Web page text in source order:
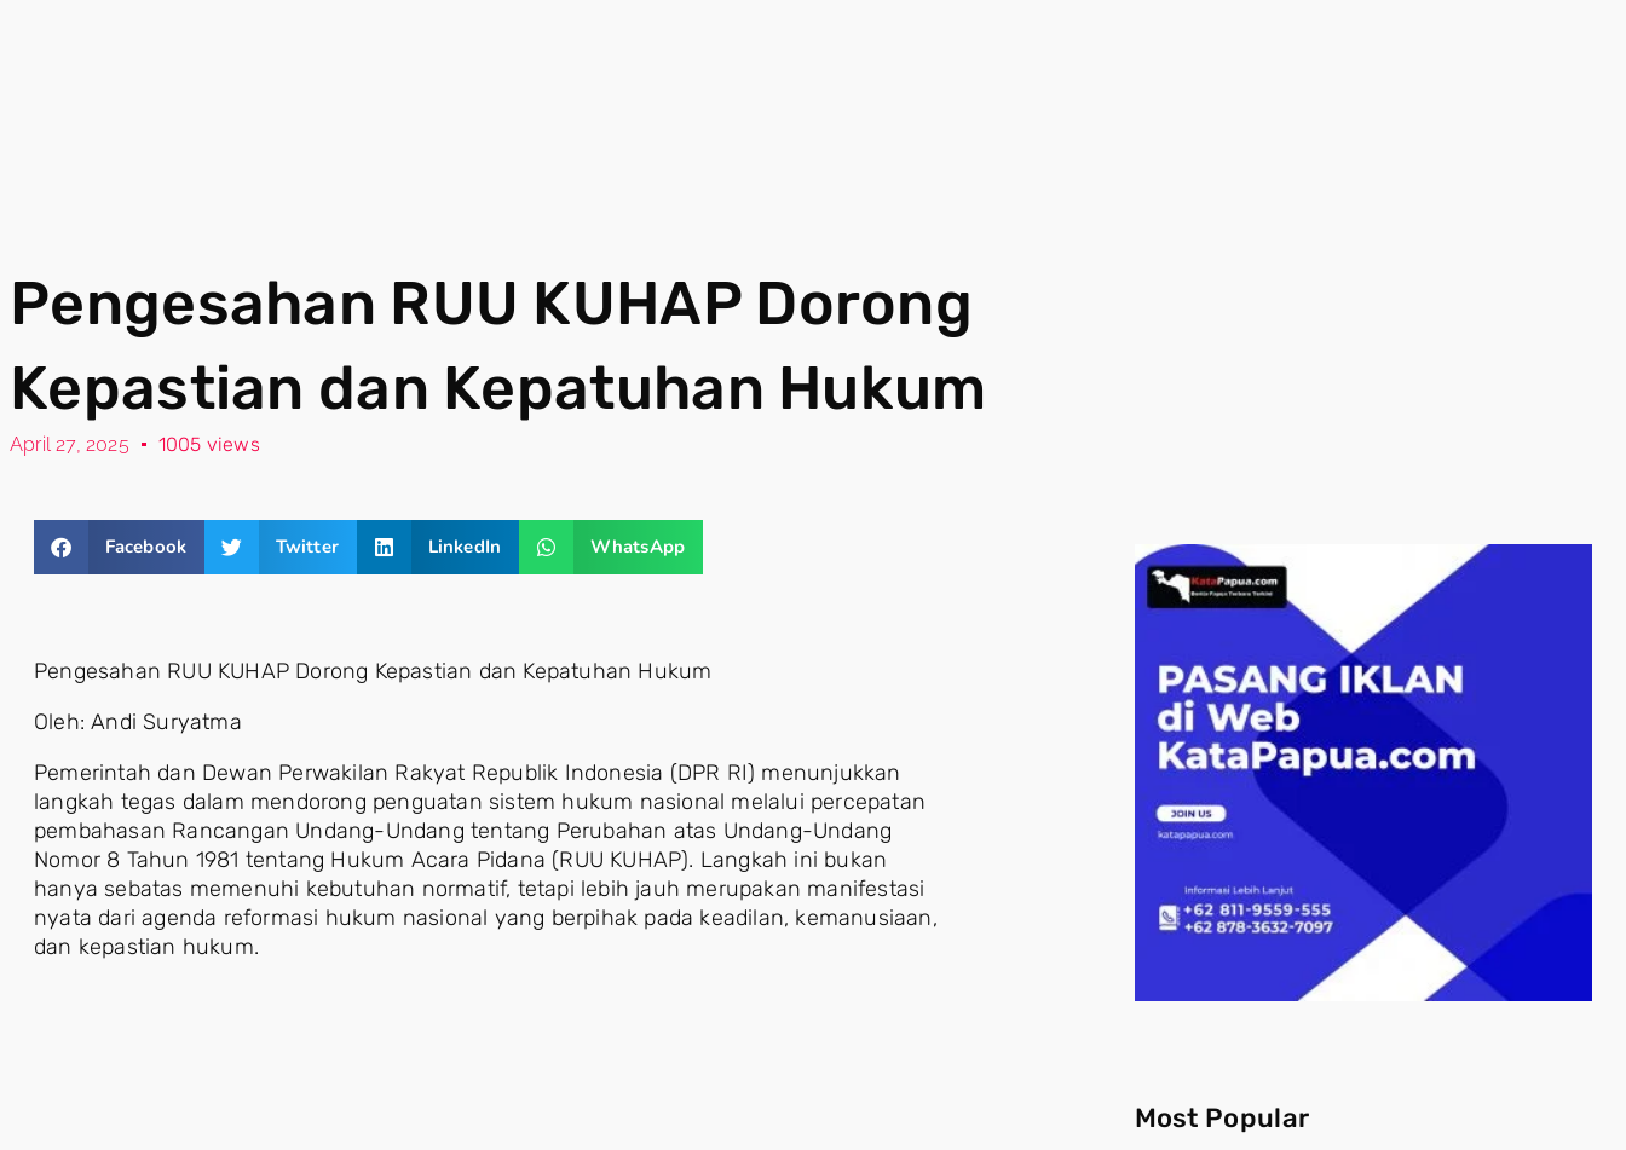
Pengesahan RUU KUHAP Dorong
Kepastian dan Kepatuhan Hukum
April 27, 2025 1005 views
Facebook Twitter LinkedIn WhatsApp
Pengesahan RUU KUHAP Dorong Kepastian dan Kepatuhan Hukum
Oleh: Andi Suryatma
Pemerintah dan Dewan Perwakilan Rakyat Republik Indonesia (DPR RI) menunjukkan
langkah tegas dalam mendorong penguatan sistem hukum nasional melalui percepatan
pembahasan Rancangan Undang-Undang tentang Perubahan atas Undang-Undang
Nomor 8 Tahun 1981 tentang Hukum Acara Pidana (RUU KUHAP). Langkah ini bukan
hanya sebatas memenuhi kebutuhan normatif, tetapi lebih jauh merupakan manifestasi
nyata dari agenda reformasi hukum nasional yang berpihak pada keadilan, kemanusiaan,
dan kepastian hukum.
Most Popular